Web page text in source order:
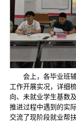
会上，各毕业班
工作开展实况，详细
向、未就业学生基数
推进过程中遇到的实
交流了现阶段就业帮